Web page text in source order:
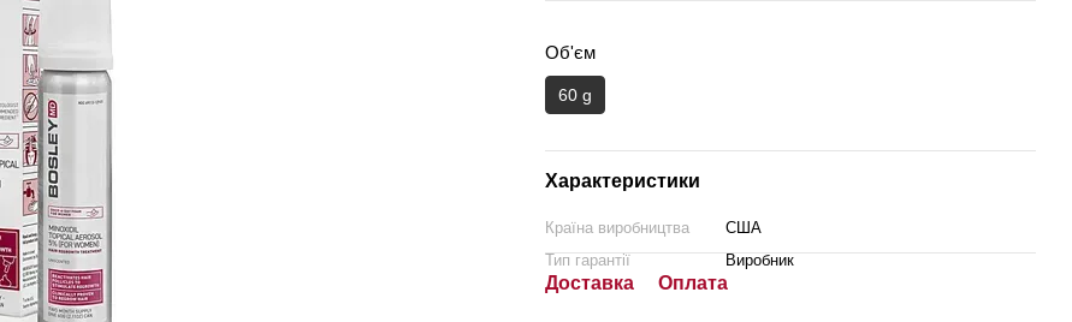
Об'єм
60 g
Характеристики
Країна виробництва
США
Тип гарантії
Виробник
Доставка Оплата